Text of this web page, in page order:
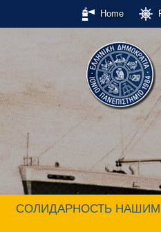
Home
СОЛИДАРНОСТЬ НАШИМ